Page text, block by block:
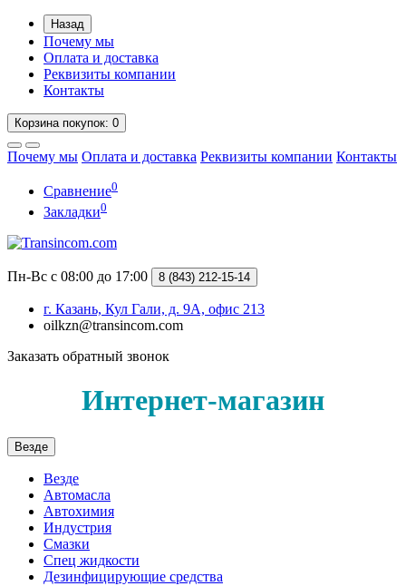
Назад
Почему мы
Оплата и доставка
Реквизиты компании
Контакты
Корзинапокупок: 0
Почему мы Оплата и доставка Реквизиты компании Контакты
Сравнение0
Закладки0
Пн-Вс с 08:00 до 17:00 8 (843) 212-15-14
г. Казань, Кул Гали, д. 9А, офис 213
oilkzn@transincom.com
Заказать обратный звонок
Интернет-магазин
Везде
Везде
Автомасла
Автохимия
Индустрия
Смазки
Спец жидкости
Дезинфицирующие средства